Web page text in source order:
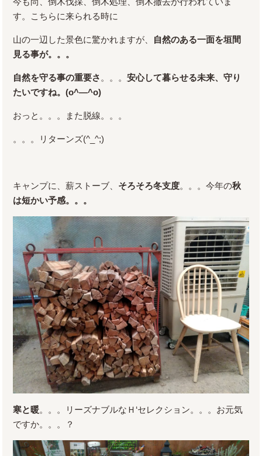
す。こちらに来られる時に
山の一辺した景色に驚かれますが、
自然のある一面を垣間
見る事が。。。
自然を守る事の重要さ。。。安心して暮らせる未来、守り
たいですね。(o^―^o)
おっと。。。また脱線。。。
。。。リターンズ(^_^;)
キャンプに、薪ストーブ、 そろそろ冬支度。。。今年の秋
は短かい予感。。。
寒と暖。。。リーズナブルなＨ‘セレクション。。。お元気
ですか。。。？